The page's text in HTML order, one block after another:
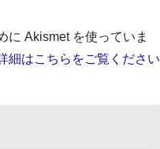
に Akismet を使っていま
細はこちらをご覧ください